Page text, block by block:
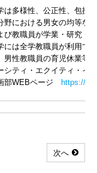
は多様性、公正性、包摂
野における男女の均等な
び教職員が学業・研究・
には全学教職員が利用で
男性教職員の育児休業等
シティ・エクイティ・イ
部WEBページ
https://
次へ